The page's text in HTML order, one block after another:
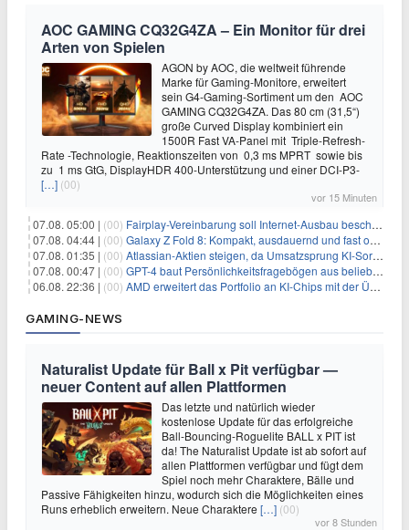
AOC GAMING CQ32G4ZA – Ein Monitor für drei
Arten von Spielen
AGON by AOC, die weltweit führende
Marke für Gaming-Monitore, erweitert
sein G4-Gaming-Sortiment um den AOC
GAMING CQ32G4ZA. Das 80 cm (31,5“)
große Curved Display kombiniert ein
1500R Fast VA-Panel mit Triple-Refresh-
Rate -Technologie, Reaktionszeiten von 0,3 ms MPRT sowie bis
zu 1 ms GtG, DisplayHDR 400-Unterstützung und einer DCI-P3-
[…] (00)
vor 15 Minuten
07.08. 05:00 | (00) Fairplay-Vereinbarung soll Internet-Ausbau beschleunigen
07.08. 04:44 | (00) Galaxy Z Fold 8: Kompakt, ausdauernd und fast ohne Falte
07.08. 01:35 | (00) Atlassian-Aktien steigen, da Umsatzsprung KI-Sorgen dämpft
07.08. 00:47 | (00) GPT-4 baut Persönlichkeitsfragebögen aus beliebigen Texten und sagt Antworten voraus
06.08. 22:36 | (00) AMD erweitert das Portfolio an KI-Chips mit der Übernahme von Taalas
GAMING-NEWS
Naturalist Update für Ball x Pit verfügbar —
neuer Content auf allen Plattformen
Das letzte und natürlich wieder
kostenlose Update für das erfolgreiche
Ball-Bouncing-Roguelite BALL x PIT ist
da! The Naturalist Update ist ab sofort auf
allen Plattformen verfügbar und fügt dem
Spiel noch mehr Charaktere, Bälle und
Passive Fähigkeiten hinzu, wodurch sich die Möglichkeiten eines
Runs erheblich erweitern. Neue Charaktere […] (00)
vor 8 Stunden